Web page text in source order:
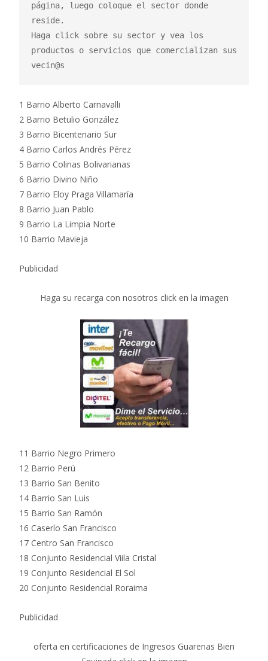
página, luego coloque el sector donde
reside.
Haga click sobre su sector y vea los
productos o servicios que comercializan sus
vecin@s
1 Barrio Alberto Carnavalli
2 Barrio Betulio González
3 Barrio Bicentenario Sur
4 Barrio Carlos Andrés Pérez
5 Barrio Colinas Bolivarianas
6 Barrio Divino Niño
7 Barrio Eloy Praga Villamaría
8 Barrio Juan Pablo
9 Barrio La Limpia Norte
10 Barrio Mavieja
Publicidad
Haga su recarga con nosotros click en la imagen
11 Barrio Negro Primero
12 Barrio Perú
13 Barrio San Benito
14 Barrio San Luis
15 Barrio San Ramón
16 Caserío San Francisco
17 Centro San Francisco
18 Conjunto Residencial Viila Cristal
19 Conjunto Residencial El Sol
20 Conjunto Residencial Roraima
Publicidad
oferta en certificaciones de Ingresos Guarenas Bien